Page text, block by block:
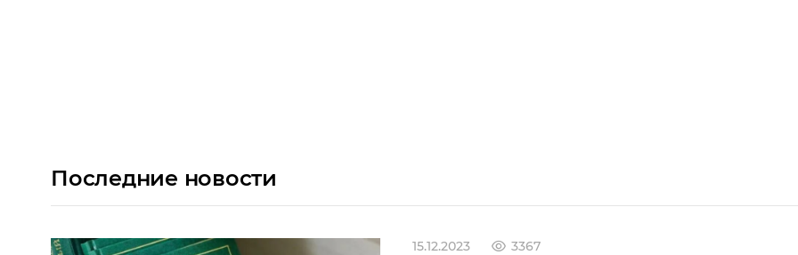
Последние новости
15.12.2023 3367